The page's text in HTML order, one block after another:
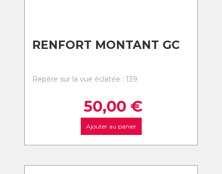
RENFORT MONTANT GC
Repère sur la vue éclatée : 139
50,00 €
Ajouter au panier